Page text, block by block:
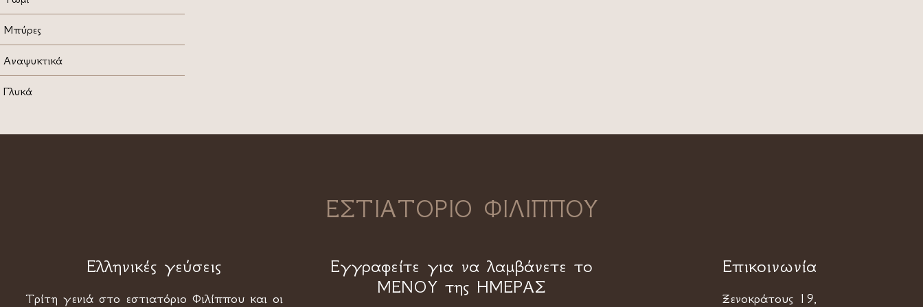
Μπύρες
Αναψυκτικά
Γλυκά
ΕΣΤΙΑΤΟΡΙΟ ΦΙΛΙΠΠΟΥ
Ελληνικές γεύσεις
Τρίτη γενιά στο εστιατόριο Φιλίππου και οι
Εγγραφείτε για να λαμβάνετε το
ΜΕΝΟΥ της ΗΜΕΡΑΣ
Επικοινωνία
Ξενοκράτους 19,